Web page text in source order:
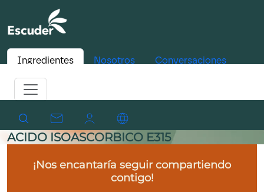
Ingredientes Nosotros Conversaciones
ACIDO ISOASCORBICO E315
¡Nos encantaría seguir compartiendo
contigo!